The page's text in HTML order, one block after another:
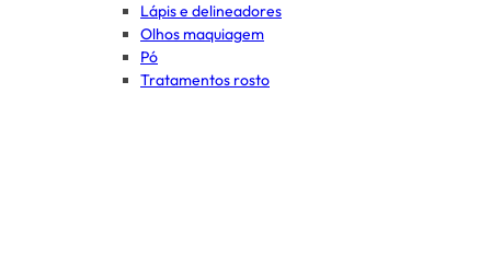
Lápis e delineadores
Olhos maquiagem
Pó
Tratamentos rosto